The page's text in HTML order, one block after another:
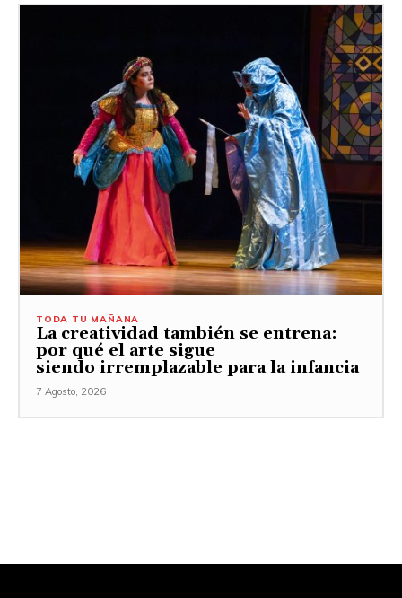
TODA TU MAÑANA
La creatividad también se entrena:
por qué el arte sigue
siendo irremplazable para la infancia
7 Agosto, 2026